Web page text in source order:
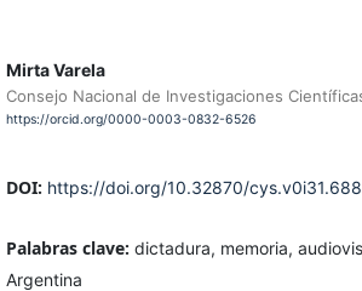
Mirta Varela
Consejo Nacional de Investigaciones
https://orcid.org/0000-0003-0832-6526
DOI: https://doi.org/10.32870/
Palabras clave: dictadura, memoria,
Argentina